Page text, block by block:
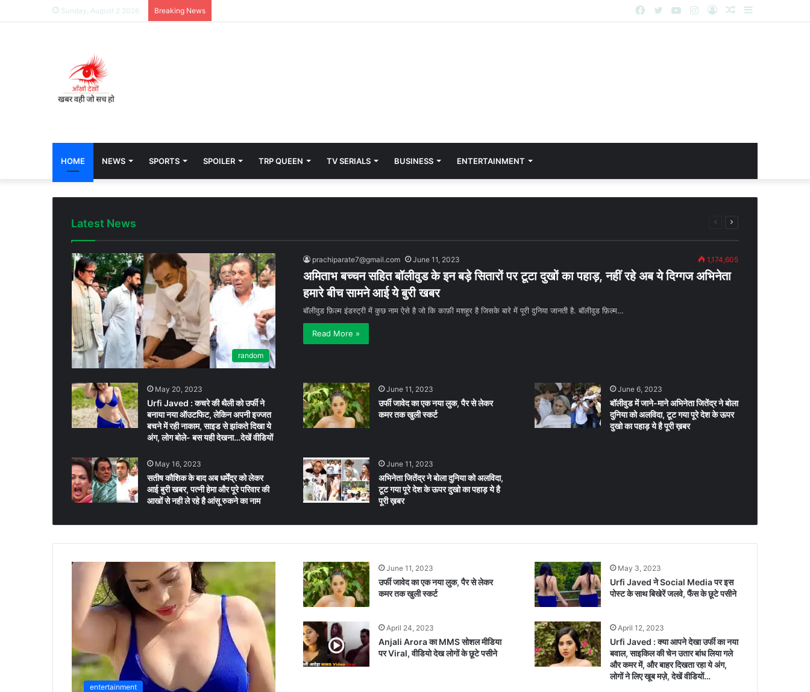
Sunday, August 2 2026 Breaking News Sidebar
Random
Log
Instagram
YouTube
Twitter
Facebook
HOME NEWS SPORTS SPOILER TRP QUEEN TV SERIALS BUSINESS ENTERTAINMENT
Latest News
Previous
Next
random
prachiparate7@gmail.com June 11, 2023 1,174,605
अमिताभ बच्चन सहित बॉलीवुड के इन बड़े सितारों पर टूटा दुखों का पहाड़, नहीं रहे अब ये दिग्गज अभिनेता
हमारे बीच सामने आई ये बुरी खबर
बॉलीवुड फ़िल्म इंडस्ट्री में कुछ नाम ऐसे है जो कि काफ़ी मशहूर है जिसके बारे में पूरी दुनिया जानती है. बॉलीवुड फ़िल्म…
Read More »
May 20, 2023
Urfi Javed : कचरे की थैली को उर्फी ने
बनाया नया ऑउटफिट, लेकिन अपनी इज्जत
बचने में रही नाकाम, साइड से झांकते दिखा ये
अंग, लोग बोले- बस यही देखना…देखें वीडियों
June 11, 2023
उर्फी जावेद का एक नया लुक, पैर से लेकर
कमर तक खुली स्कर्ट
June 6, 2023
बॉलीवुड में जाने-माने अभिनेता जितेंद्र ने बोला
दुनिया को अलविदा, टूट गया पूरे देश के ऊपर
दुखो का पहाड़ ये है पूरी ख़बर
May 16, 2023
सतीष कौशिक के बाद अब धर्मेंद्र को लेकर
आई बुरी खबर, पत्नी हेमा और पूरे परिवार की
आखों से नही ले रहे है आंसू रुकने का नाम
June 11, 2023
अभिनेता जितेंद्र ने बोला दुनिया को अलविदा,
टूट गया पूरे देश के ऊपर दुखो का पहाड़ ये है
पूरी ख़बर
entertainment
June 11, 2023
उर्फी जावेद का एक नया लुक, पैर से लेकर
कमर तक खुली स्कर्ट
May 3, 2023
Urfi Javed ने Social Media पर इस
पोस्ट के साथ बिखेरें जलवे, फैंस के छूटे पसीने
April 24, 2023
Anjali Arora का MMS सोशल मीडिया
पर Viral, वीडियो देख लोगों के छूटे पसीने
April 12, 2023
Urfi Javed : क्या आपने देखा उर्फी का नया
बवाल, साइकिल की चेन उतार बांध लिया गले
और कमर में, और बाहर दिखता रहा ये अंग,
लोगों ने लिए खूब मज़े, देखें वीडियों…